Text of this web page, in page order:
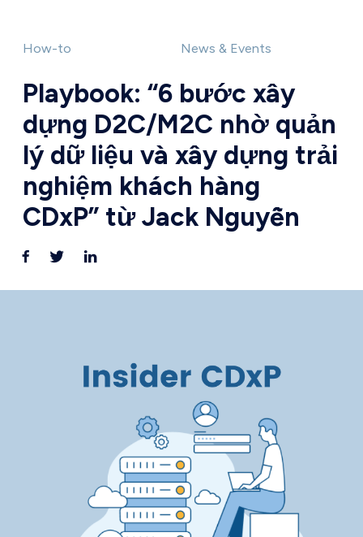
How-to News & Events
Playbook: “6 bước xây
dựng D2C/M2C nhờ quản
lý dữ liệu và xây dựng trải
nghiệm khách hàng
CDxP” từ Jack Nguyễn